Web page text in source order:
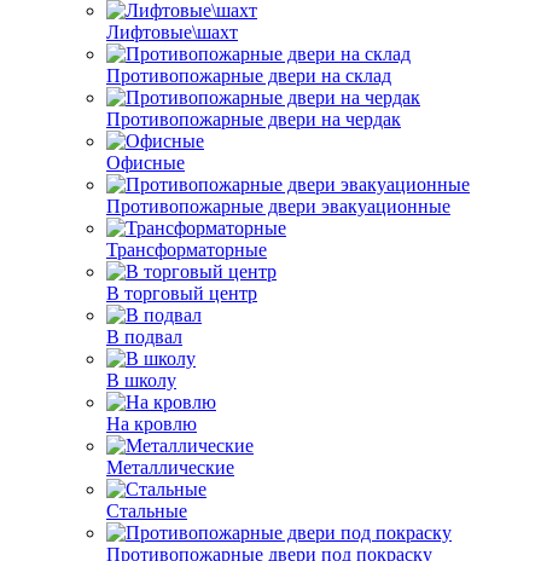
Лифтовые\шахт
Противопожарные двери на склад
Противопожарные двери на чердак
Офисные
Противопожарные двери эвакуационные
Трансформаторные
В торговый центр
В подвал
В школу
На кровлю
Металлические
Стальные
Противопожарные двери под покраску